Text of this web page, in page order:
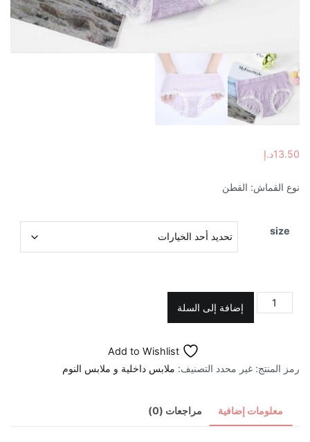
13.50د.إ
نوع القماش: القطن
size
كمية
سروال
بنفسجي
إضافة إلى السلة
Add to Wishlist
رمز المنتج: غير محدد التصنيف: ملابس داخلية و ملابس النوم
معلومات إضافية مراجعات (0)